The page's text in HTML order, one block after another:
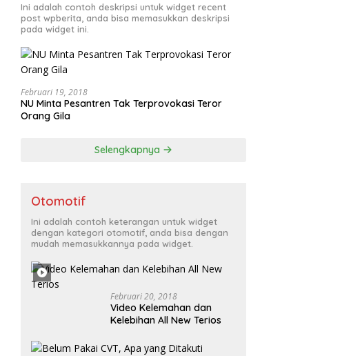
Ini adalah contoh deskripsi untuk widget recent
post wpberita, anda bisa memasukkan deskripsi
pada widget ini.
Februari 19, 2018
NU Minta Pesantren Tak Terprovokasi Teror
Orang Gila
Selengkapnya
Otomotif
Ini adalah contoh keterangan untuk widget
dengan kategori otomotif, anda bisa dengan
mudah memasukkannya pada widget.
Februari 20, 2018
Video Kelemahan dan
Kelebihan All New Terios